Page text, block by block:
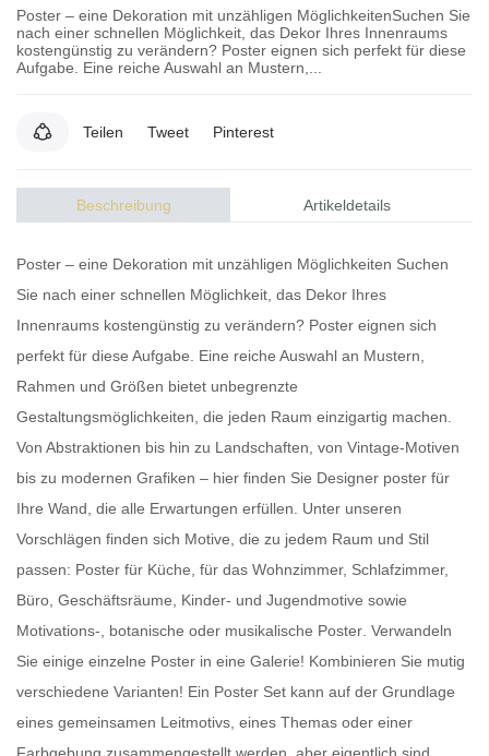
Poster – eine Dekoration mit unzähligen MöglichkeitenSuchen Sie
nach einer schnellen Möglichkeit, das Dekor Ihres Innenraums
kostengünstig zu verändern? Poster eignen sich perfekt für diese
Aufgabe. Eine reiche Auswahl an Mustern,...
Teilen Tweet Pinterest
Beschreibung Artikeldetails
Poster – eine Dekoration mit unzähligen Möglichkeiten Suchen
Sie nach einer schnellen Möglichkeit, das Dekor Ihres
Innenraums kostengünstig zu verändern? Poster eignen sich
perfekt für diese Aufgabe. Eine reiche Auswahl an Mustern,
Rahmen und Größen bietet unbegrenzte
Gestaltungsmöglichkeiten, die jeden Raum einzigartig machen.
Von Abstraktionen bis hin zu Landschaften, von Vintage-Motiven
bis zu modernen Grafiken – hier finden Sie Designer poster für
Ihre Wand, die alle Erwartungen erfüllen. Unter unseren
Vorschlägen finden sich Motive, die zu jedem Raum und Stil
passen: Poster für Küche, für das Wohnzimmer, Schlafzimmer,
Büro, Geschäftsräume, Kinder- und Jugendmotive sowie
Motivations-, botanische oder musikalische Poster. Verwandeln
Sie einige einzelne Poster in eine Galerie! Kombinieren Sie mutig
verschiedene Varianten! Ein Poster Set kann auf der Grundlage
eines gemeinsamen Leitmotivs, eines Themas oder einer